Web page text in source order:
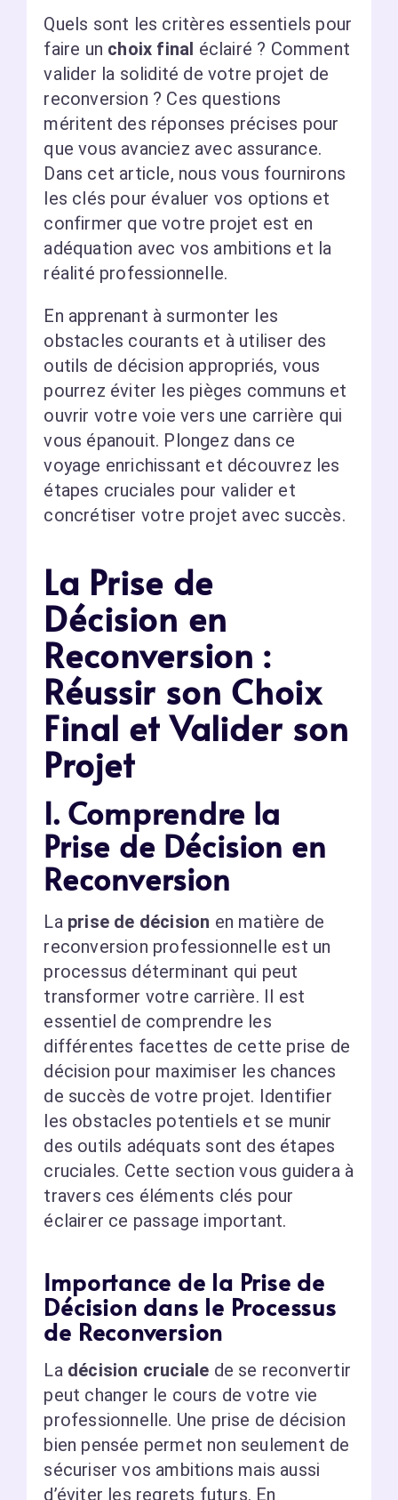
Quels sont les critères essentiels pour
faire un choix final éclairé ? Comment
valider la solidité de votre projet de
reconversion ? Ces questions
méritent des réponses précises pour
que vous avanciez avec assurance.
Dans cet article, nous vous fournirons
les clés pour évaluer vos options et
confirmer que votre projet est en
adéquation avec vos ambitions et la
réalité professionnelle.
En apprenant à surmonter les
obstacles courants et à utiliser des
outils de décision appropriés, vous
pourrez éviter les pièges communs et
ouvrir votre voie vers une carrière qui
vous épanouit. Plongez dans ce
voyage enrichissant et découvrez les
étapes cruciales pour valider et
concrétiser votre projet avec succès.
La Prise de
Décision en
Reconversion :
Réussir son Choix
Final et Valider son
Projet
I. Comprendre la
Prise de Décision en
Reconversion
La prise de décision en matière de
reconversion professionnelle est un
processus déterminant qui peut
transformer votre carrière. Il est
essentiel de comprendre les
différentes facettes de cette prise de
décision pour maximiser les chances
de succès de votre projet. Identifier
les obstacles potentiels et se munir
des outils adéquats sont des étapes
cruciales. Cette section vous guidera à
travers ces éléments clés pour
éclairer ce passage important.
Importance de la Prise de
Décision dans le Processus
de Reconversion
La décision cruciale de se reconvertir
peut changer le cours de votre vie
professionnelle. Une prise de décision
bien pensée permet non seulement de
sécuriser vos ambitions mais aussi
d’éviter les regrets futurs. En